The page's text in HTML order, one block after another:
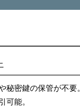
秘密鍵の保管が不要
可能。